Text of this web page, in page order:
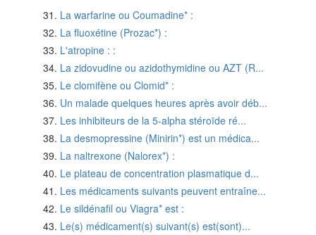
La warfarine ou Coumadine* :
La fluoxétine (Prozac*) :
L'atropine : :
La zidovudine ou azidothymidine ou AZT (R...
Le clomifène ou Clomid* :
Un malade quelques heures après avoir déb...
Les inhibiteurs de la 5-alpha stéroïde ré...
La desmopressine (Minirin*) est un médica...
La naltrexone (Nalorex*) :
Le plateau de concentration plasmatique d...
Les médicaments suivants peuvent entraîne...
Le sildénafil ou Viagra* est :
Le(s) médicament(s) suivant(s) est(sont)...